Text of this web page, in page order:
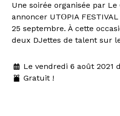
Une soirée organisée par
annoncer UTʘPIA
25 septembre. À cette
deux DJettes de talent sur
Le vendredi 6 août 2021
Gratuit !